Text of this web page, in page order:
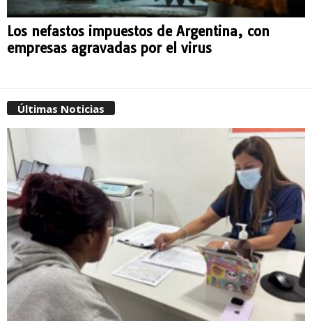
Los nefastos impuestos de Argentina, con
empresas agravadas por el virus
Últimas Noticias